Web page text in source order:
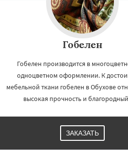
Гобелен
Гобелен производится в
одноцветном оформлении. К
мебельной ткани гобелен в Обухове
высокая прочность и
ЗАКАЗАТЬ